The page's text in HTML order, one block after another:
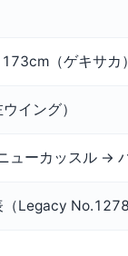
（ゲキサカ
イング）
ューカッスル →
（Legacy